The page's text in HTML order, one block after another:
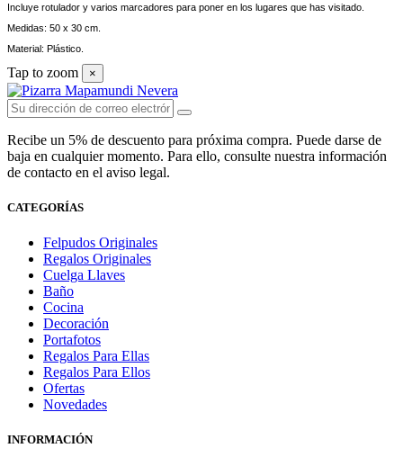
Incluye rotulador y varios marcadores para poner en los lugares que has visitado.
Medidas: 50 x 30 cm.
Material: Plástico.
Tap to zoom ×
Recibe un 5% de descuento para próxima compra. Puede darse de
baja en cualquier momento. Para ello, consulte nuestra información
de contacto en el aviso legal.
CATEGORÍAS
Felpudos Originales
Regalos Originales
Cuelga Llaves
Baño
Cocina
Decoración
Portafotos
Regalos Para Ellas
Regalos Para Ellos
Ofertas
Novedades
INFORMACIÓN